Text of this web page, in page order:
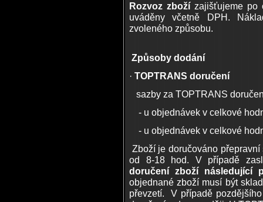
Rozvoz zbožízajišťujeme po
uváděny včetně DPH.
zvoleného způsobu.
Způsoby dodání
· TOPTRANS doručení
sazby za TOPTRANS
- u objednávek v celkové
- u objednávek v celkové
Zboží je doručováno
od 8-18 hod. V případě
doručení zboží následující
objednané zboží musí být
převzetí. V případě